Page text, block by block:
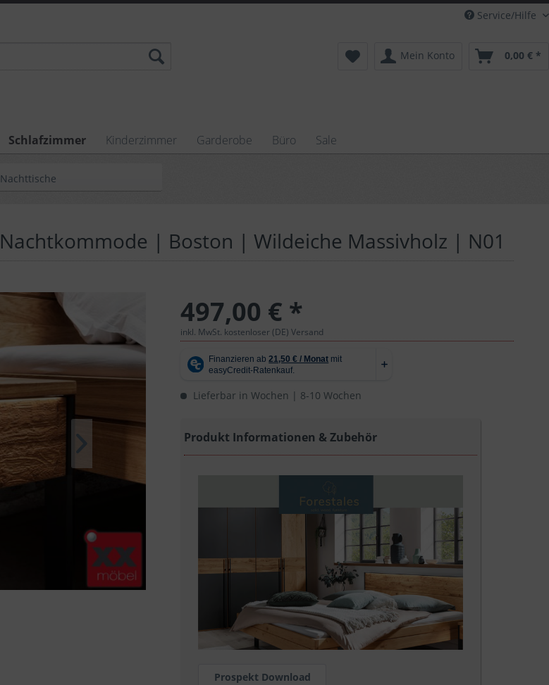
Service/Hilfe
Mein Konto 0,00 € *
Schlafzimmer Kinderzimmer Garderobe Büro Sale
Nachttische
Nachtkommode | Boston | Wildeiche Massivholz | N01
497,00 € *
inkl. MwSt. kostenloser (DE) Versand
Lieferbar in Wochen | 8-10 Wochen
Produkt Informationen & Zubehör
Prospekt Download